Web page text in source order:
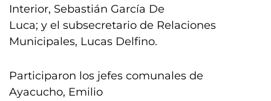
Interior, Sebastián García De
Luca; y el subsecretario de Relaciones
Municipales, Lucas Delfino.
Participaron los jefes comunales de
Ayacucho, Emilio